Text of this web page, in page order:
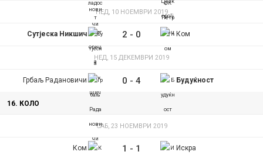
НЕД, 10 НОЕМВРИ 2019
Сутјеска Никшич 2 - 0 Ком
НЕД, 15 ДЕКЕМВРИ 2019
Грбаљ Радановичи 0 - 4 Будуќност
16. КОЛО
САБ, 23 НОЕМВРИ 2019
Ком 1 - 1 Искра